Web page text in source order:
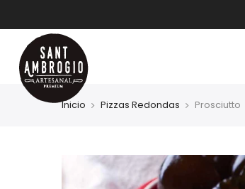
Inicio Pizzas Redondas Prosciutto